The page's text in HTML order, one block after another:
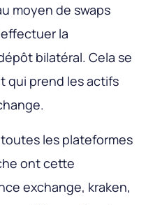
moyen de swaps
la
bilatéral. Cela se
qui prend les actifs
les plateformes
ont cette
exchange, kraken,